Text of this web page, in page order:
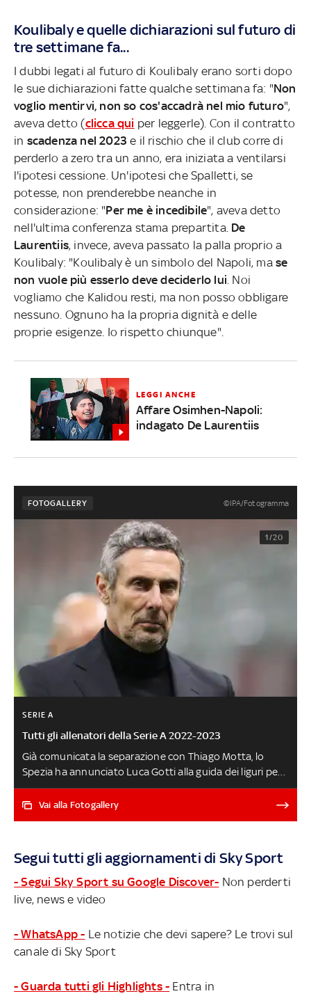
Koulibaly e quelle dichiarazioni sul futuro di
tre settimane fa...
I dubbi legati al futuro di Koulibaly erano sorti dopo
le sue dichiarazioni fatte qualche settimana fa: "Non
voglio mentirvi, non so cos'accadrà nel mio futuro",
aveva detto (clicca qui per leggerle). Con il contratto
in scadenza nel 2023 e il rischio che il club corre di
perderlo a zero tra un anno, era iniziata a ventilarsi
l'ipotesi cessione. Un'ipotesi che Spalletti, se
potesse, non prenderebbe neanche in
considerazione: "Per me è incedibile", aveva detto
nell'ultima conferenza stama prepartita. De
Laurentiis, invece, aveva passato la palla proprio a
Koulibaly: "Koulibaly è un simbolo del Napoli, ma se
non vuole più esserlo deve deciderlo lui . Noi
vogliamo che Kalidou resti, ma non posso obbligare
nessuno. Ognuno ha la propria dignità e delle
proprie esigenze. Io rispetto chiunque".
LEGGI ANCHE
Affare Osimhen-Napoli:
indagato De Laurentiis
FOTOGALLERY ©IPA/Fotogramma
1/20
SERIE A
Tutti gli allenatori della Serie A 2022-2023
Già comunicata la separazione con Thiago Motta, lo
Spezia ha annunciato Luca Gotti alla guida dei liguri per
le prossime due stagioni. Era l'ultima ufficialità che
mancava tra le panchine della Serie A 2022-2023: ecco
Vai alla Fotogallery
Segui tutti gli aggiornamenti di Sky Sport
- Segui Sky Sport su Google Discover- Non perderti
live, news e video
- WhatsApp - Le notizie che devi sapere? Le trovi sul
canale di Sky Sport
- Guarda tutti gli Highlights - Entra in